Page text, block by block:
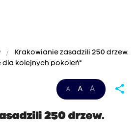
Krakowianie zasadzili 250 drzew.
kolejnych pokoleń"
A A A share
250 drzew.